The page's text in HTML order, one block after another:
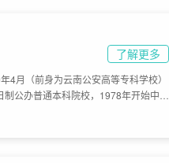
了解更多
月（前身为云南公安高等专科学校）
公办普通本科院校，1978年开始中专